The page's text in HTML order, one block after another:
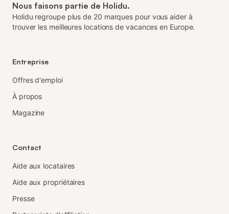
Nous faisons partie de Holidu.
Holidu regroupe plus de 20 marques pour vous aider à
trouver les meilleures locations de vacances en Europe.
Entreprise
Offres d'emploi
À propos
Magazine
Contact
Aide aux locataires
Aide aux propriétaires
Presse